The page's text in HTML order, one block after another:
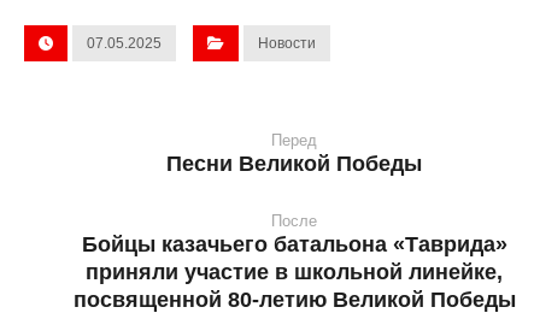
07.05.2025 Новости
Перед
Песни Великой Победы
После
Бойцы казачьего батальона «Таврида»
приняли участие в школьной линейке,
посвященной 80-летию Великой Победы